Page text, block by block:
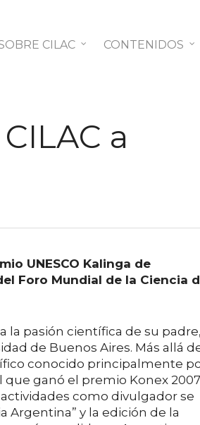
CILAC CONTENIDOS
a
UNESCO Kalinga de
Foro Mundial de la Ciencia
la pasión científica de su padre,
de Buenos Aires. Más allá
conocido principalmente
ganó el premio Konex
como divulgador se
Argentina” y la edición de la